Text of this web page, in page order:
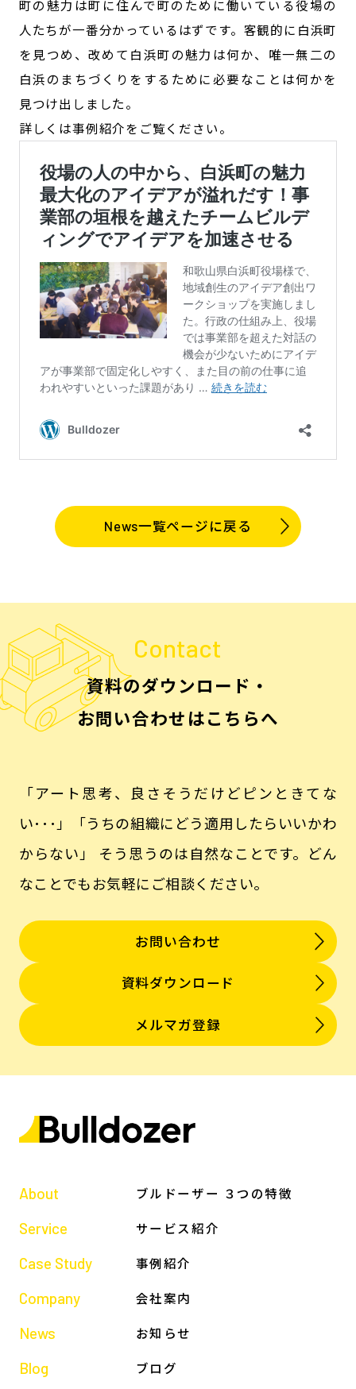
町の魅力は町に住んで町のために働いている役場の
人たちが一番分かっているはずです。客観的に白浜町
を見つめ、改めて白浜町の魅力は何か、唯一無二の
白浜のまちづくりをするために必要なことは何かを
見つけ出しました。
詳しくは事例紹介をご覧ください。
News一覧ページに戻る
Contact
資料のダウンロード・
お問い合わせはこちらへ
「アート思考、良さそうだけどピンときてな
い･･･」「うちの組織にどう適用したらいいかわ
からない」
そう思うのは自然なことです。どん
なことでもお気軽にご相談ください。
お問い合わせ
資料ダウンロード
メルマガ登録
About ブルドーザー ３つの特徴
Service サービス紹介
Case Study 事例紹介
Company 会社案内
News お知らせ
Blog ブログ